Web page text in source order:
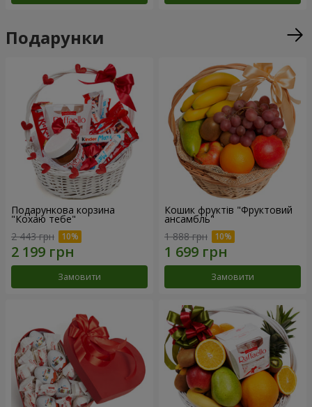
Подарунки
Подарункова корзина
"Кохаю тебе"
2 443 грн
Замовити
Кошик фруктів "Фруктовий
ансамбль"
1 888 грн
Замовити